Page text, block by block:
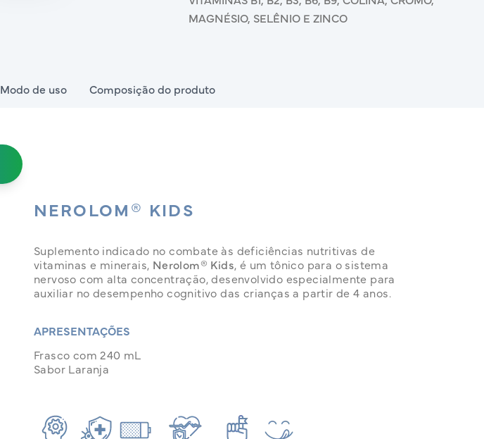
MAGNÉSIO, SELÊNIO E ZINCO
Modo de uso Composição do produto
NEROLOM® KIDS
Suplemento indicado no combate às deficiências nutritivas de
vitaminas e minerais, Nerolom® Kids, é um tônico para o sistema
nervoso com alta concentração, desenvolvido especialmente para
auxiliar no desempenho cognitivo das crianças a partir de 4 anos.
APRESENTAÇÕES
Frasco com 240 mL
Sabor Laranja